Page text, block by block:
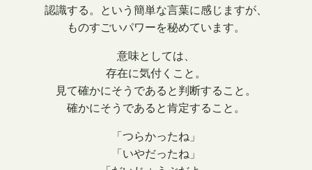
認識する。という簡単な言葉に感じますが、
ものすごいパワーを秘めています。
意味としては、
存在に気付くこと。
見て確かにそうであると判断すること。
確かにそうであると肯定すること。
「つらかったね」
「いやだったね」